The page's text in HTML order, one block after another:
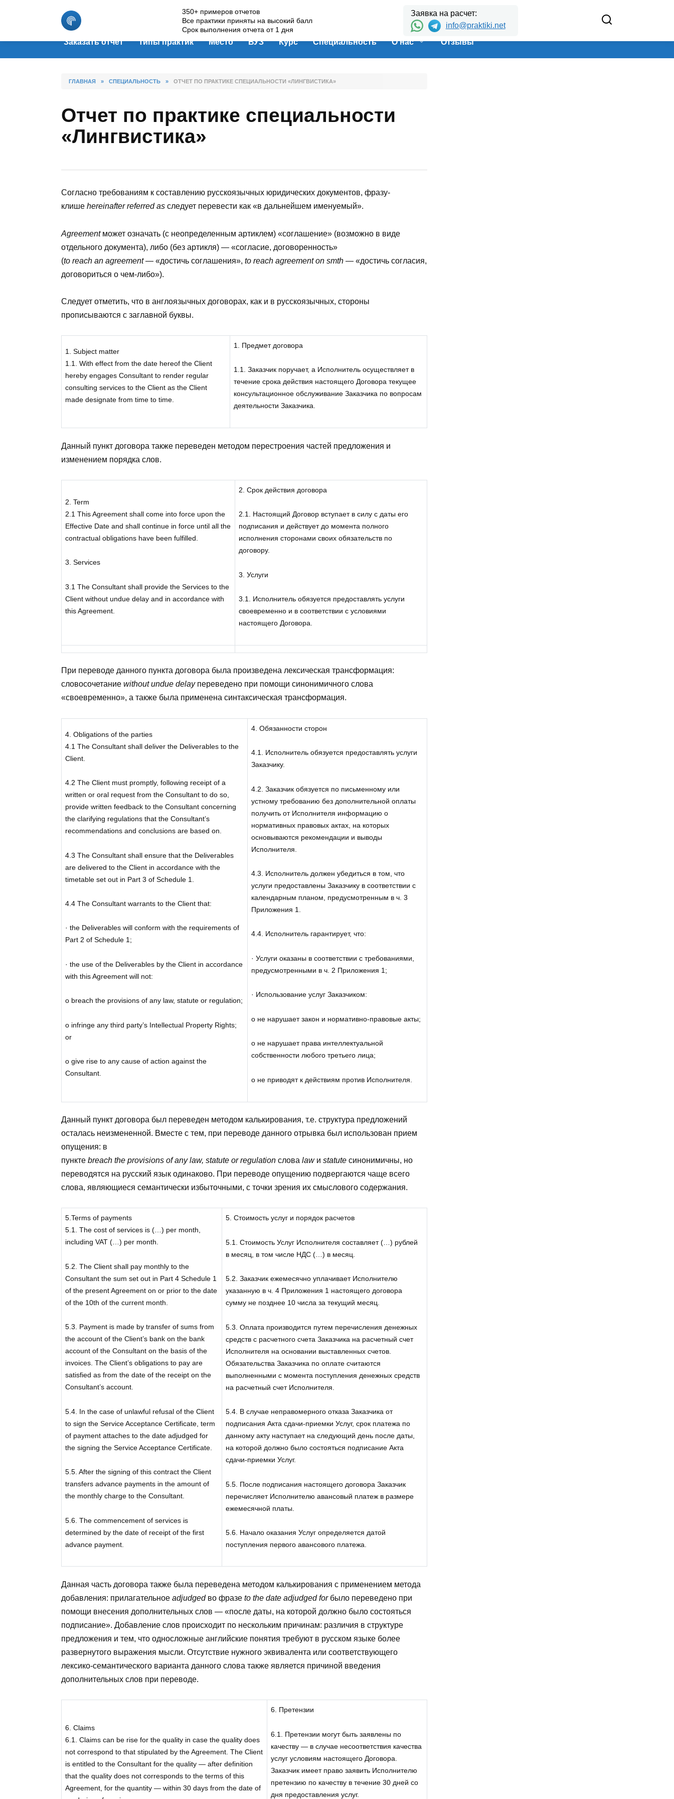
350+ примеров отчетов
Все практики приняты на высокий балл
Срок выполнения отчета от 1 дня
Заявка на расчет:
info@praktiki.net
Заказать отчет
Типы практик Место ВУЗ Курс Специальность О нас Отзывы
ГЛАВНАЯ » СПЕЦИАЛЬНОСТЬ » ОТЧЕТ ПО ПРАКТИКЕ СПЕЦИАЛЬНОСТИ «ЛИНГВИСТИКА»
Отчет по практике специальности
«Лингвистика»
Согласно требованиям к составлению русскоязычных юридических документов, фразу-
клише hereinafter referred as следует перевести как «в дальнейшем именуемый».
Agreementможет означать (с неопределенным артиклем) «соглашение» (возможно в виде
отдельного документа), либо (без артикля) — «согласие, договоренность»
(to reach an agreement— «достичь соглашения», to reach agreement on smth — «достичь согласия,
договориться о чем-либо»).
Следует отметить, что в англоязычных договорах, как и в русскоязычных, стороны
прописываются с заглавной буквы.
1. Subject matter
1.1. With effect from the date hereof the Client
hereby engages Consultant to render regular
consulting services to the Client as the Client
made designate from time to time.
1. Предмет договора
1.1. Заказчик поручает, а Исполнитель осуществляет в
течение срока действия настоящего Договора текущее
консультационное обслуживание Заказчика по вопросам
деятельности Заказчика.
Данный пункт договора также переведен методом перестроения частей предложения и
изменением порядка слов.
2. Term
2.1 This Agreement shall come into force upon the
Effective Date and shall continue in force until all the
contractual obligations have been fulfilled.
3. Services
3.1 The Consultant shall provide the Services to the
Client without undue delay and in accordance with
this Agreement.
2. Срок действия договора
2.1. Настоящий Договор вступает в силу с даты его
подписания и действует до момента полного
исполнения сторонами своих обязательств по
договору.
3. Услуги
3.1. Исполнитель обязуется предоставлять услуги
своевременно и в соответствии с условиями
настоящего Договора.
При переводе данного пункта договора была произведена лексическая трансформация:
словосочетание without undue delayпереведено при помощи синонимичного слова
«своевременно», а также была применена синтаксическая трансформация.
4. Obligations of the parties
4.1 The Consultant shall deliver the Deliverables to the
Client.
4.2 The Client must promptly, following receipt of a
written or oral request from the Consultant to do so,
provide written feedback to the Consultant concerning
the clarifying regulations that the Consultant’s
recommendations and conclusions are based on.
4.3 The Consultant shall ensure that the Deliverables
are delivered to the Client in accordance with the
timetable set out in Part 3 of Schedule 1.
4.4 The Consultant warrants to the Client that:
· the Deliverables will conform with the requirements of
Part 2 of Schedule 1;
· the use of the Deliverables by the Client in accordance
with this Agreement will not:
o breach the provisions of any law, statute or regulation;
o infringe any third party’s Intellectual Property Rights;
or
o give rise to any cause of action against the
Consultant.
4. Обязанности сторон
4.1. Исполнитель обязуется предоставлять услуги
Заказчику.
4.2. Заказчик обязуется по письменному или
устному требованию без дополнительной оплаты
получить от Исполнителя информацию о
нормативных правовых актах, на которых
основываются рекомендации и выводы
Исполнителя.
4.3. Исполнитель должен убедиться в том, что
услуги предоставлены Заказчику в соответствии с
календарным планом, предусмотренным в ч. 3
Приложения 1.
4.4. Исполнитель гарантирует, что:
· Услуги оказаны в соответствии с требованиями,
предусмотренными в ч. 2 Приложения 1;
· Использование услуг Заказчиком:
o не нарушает закон и нормативно-правовые акты;
o не нарушает права интеллектуальной
собственности любого третьего лица;
o не приводят к действиям против Исполнителя.
Данный пункт договора был переведен методом калькирования, т.е. структура предложений
осталась неизмененной. Вместе с тем, при переводе данного отрывка был использован прием
опущения: в
пункте breach the provisions of any law, statute or regulation слова lawи statute синонимичны, но
переводятся на русский язык одинаково. При переводе опущению подвергаются чаще всего
слова, являющиеся семантически избыточными, с точки зрения их смыслового содержания.
5.Terms of payments
5.1. The cost of services is (…) per month,
including VAT (…) per month.
5.2. The Client shall pay monthly to the
Consultant the sum set out in Part 4 Schedule 1
of the present Agreement on or prior to the date
of the 10th of the current month.
5.3. Payment is made by transfer of sums from
the account of the Client’s bank on the bank
account of the Consultant on the basis of the
invoices. The Client’s obligations to pay are
satisfied as from the date of the receipt on the
Consultant’s account.
5.4. In the case of unlawful refusal of the Client
to sign the Service Acceptance Certificate, term
of payment attaches to the date adjudged for
the signing the Service Acceptance Certificate.
5.5. After the signing of this contract the Client
transfers advance payments in the amount of
the monthly charge to the Consultant.
5.6. The commencement of services is
determined by the date of receipt of the first
advance payment.
5. Стоимость услуг и порядок расчетов
5.1. Стоимость Услуг Исполнителя составляет (…) рублей
в месяц, в том числе НДС (…) в месяц.
5.2. Заказчик ежемесячно уплачивает Исполнителю
указанную в ч. 4 Приложения 1 настоящего договора
сумму не позднее 10 числа за текущий месяц.
5.3. Оплата производится путем перечисления денежных
средств с расчетного счета Заказчика на расчетный счет
Исполнителя на основании выставленных счетов.
Обязательства Заказчика по оплате считаются
выполненными с момента поступления денежных средств
на расчетный счет Исполнителя.
5.4. В случае неправомерного отказа Заказчика от
подписания Акта сдачи-приемки Услуг, срок платежа по
данному акту наступает на следующий день после даты,
на которой должно было состояться подписание Акта
сдачи-приемки Услуг.
5.5. После подписания настоящего договора Заказчик
перечисляет Исполнителю авансовый платеж в размере
ежемесячной платы.
5.6. Начало оказания Услуг определяется датой
поступления первого авансового платежа.
Данная часть договора также была переведена методом калькирования с применением метода
добавления: прилагательное adjudgedво фразе to the date adjudged forбыло переведено при
помощи внесения дополнительных слов — «после даты, на которой должно было состояться
подписание». Добавление слов происходит по нескольким причинам: различия в структуре
предложения и тем, что односложные английские понятия требуют в русском языке более
развернутого выражения мысли. Отсутствие нужного эквивалента или соответствующего
лексико-семантического варианта данного слова также является причиной введения
дополнительных слов при переводе.
6. Claims
6.1. Claims can be rise for the quality in case the quality does
not correspond to that stipulated by the Agreement. The Client
is entitled to the Consultant for the quality — after definition
that the quality does not corresponds to the terms of this
Agreement, for the quantity — within 30 days from the date of
6. Претензии
6.1. Претензии могут быть заявлены по
качеству — в случае несоответствия качества
услуг условиям настоящего Договора.
Заказчик имеет право заявить Исполнителю
претензию по качеству в течение 30 дней со
дня предоставления услуг.